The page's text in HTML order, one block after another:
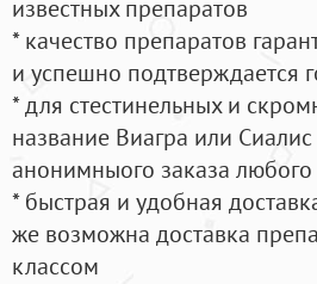
известных препаратов
* качество препаратов
и успешно подтверждается
* для стестинельных и
название Виагра или
анонимныого заказа
* быстрая и удобная
же возможна доставка
классом